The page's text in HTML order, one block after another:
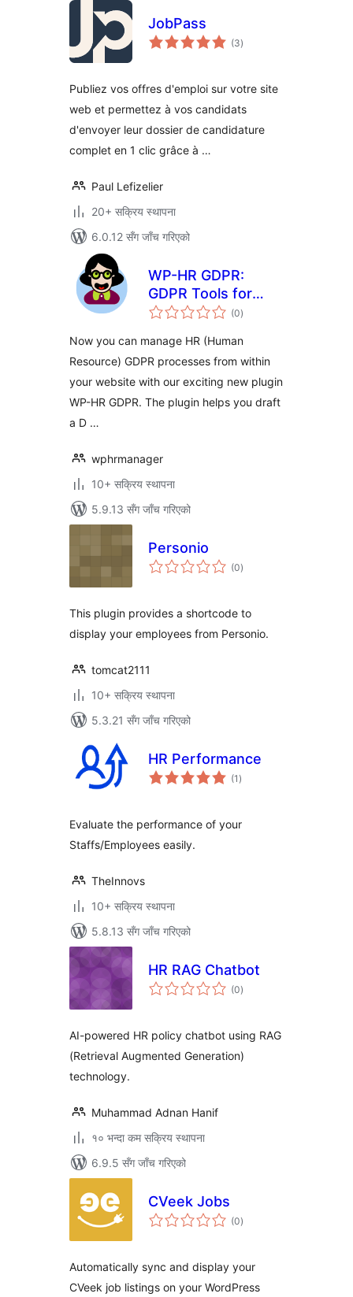
JobPass
(3कुल
रेटिङ्गहरू
)
Publiez vos offres d'emploi sur votre site
web et permettez à vos candidats
d'envoyer leur dossier de candidature
complet en 1 clic grâce à …
Paul Lefizelier
20+ सक्रिय स्थापना
6.0.12 सँग जाँच गरिएको
WP-HR GDPR:
GDPR Tools for
Human Resources
(0कुल
रेटिङ्गहरू
)
Now you can manage HR (Human
Resource) GDPR processes from within
your website with our exciting new plugin
WP-HR GDPR. The plugin helps you draft
a D …
wphrmanager
10+ सक्रिय स्थापना
5.9.13 सँग जाँच गरिएको
Personio
(0कुल
रेटिङ्गहरू
)
This plugin provides a shortcode to
display your employees from Personio.
tomcat2111
10+ सक्रिय स्थापना
5.3.21 सँग जाँच गरिएको
HR Performance
(1 कुल
रेटिङ्गहरू
)
Evaluate the performance of your
Staffs/Employees easily.
TheInnovs
10+ सक्रिय स्थापना
5.8.13 सँग जाँच गरिएको
HR RAG Chatbot
(0कुल
रेटिङ्गहरू
)
AI-powered HR policy chatbot using RAG
(Retrieval Augmented Generation)
technology.
Muhammad Adnan Hanif
१० भन्दा कम सक्रिय स्थापना
6.9.5 सँग जाँच गरिएको
CVeek Jobs
(0कुल
रेटिङ्गहरू
)
Automatically sync and display your
CVeek job listings on your WordPress